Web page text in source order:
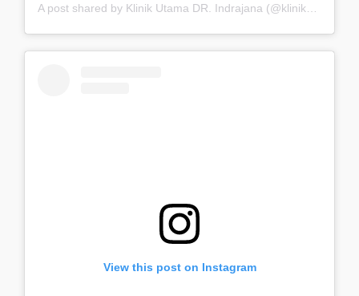
View this post on Instagram